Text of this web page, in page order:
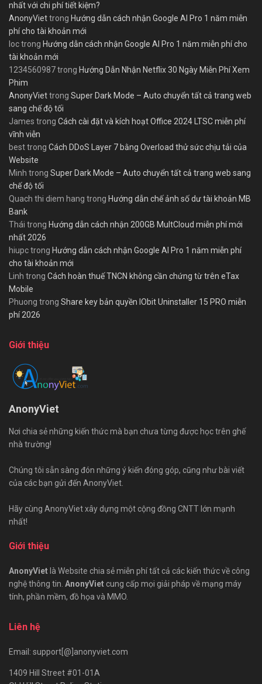
nhất với chi phí tiết kiệm?
AnonyViettrong Hướng dẫn cách nhận Google AI Pro 1 năm miễn
phí cho tài khoản mới
loctrong Hướng dẫn cách nhận Google AI Pro 1 năm miễn phí cho
tài khoản mới
1234560987trong Hướng Dẫn Nhận Netflix 30 Ngày Miễn Phí Xem
Phim
AnonyViettrong Super Dark Mode – Auto chuyển tất cả trang web
sang chế độ tối
James trong Cách cài đặt và kích hoạt Office 2024 LTSC miễn phí
vĩnh viễn
besttrong Cách DDoS Layer 7 bằng Overload thử sức chịu tải của
Website
Minh trong Super Dark Mode – Auto chuyển tất cả trang web sang
chế độ tối
Quach thi diem hang trong Hướng dẫn chế ảnh số dư tài khoản MB
Bank
Thái trong Hướng dẫn cách nhận 200GB MultCloud miễn phí mới
nhất 2026
hiupctrong Hướng dẫn cách nhận Google AI Pro 1 năm miễn phí
cho tài khoản mới
Linh trong Cách hoàn thuế TNCN không cần chứng từ trên eTax
Mobile
Phuong trong Share key bản quyền IObit Uninstaller 15 PRO miễn
phí 2026
Giới thiệu
AnonyViet
Nơi chia sẻ những kiến thức mà bạn chưa từng được học trên ghế
nhà trường!
Chúng tôi sẵn sàng đón những ý kiến đóng góp, cũng như bài viết
của các bạn gửi đến AnonyViet.
Hãy cùng AnonyViet xây dựng một cộng đồng CNTT lớn mạnh
nhất!
Giới thiệu
AnonyViet là Website chia sẻ miễn phí tất cả các kiến thức về công
nghệ thông tin. AnonyViet cung cấp mọi giải pháp về mạng máy
tính, phần mềm, đồ họa và MMO.
Liên hệ
Email: support[@]anonyviet.com
1409 Hill Street #01-01A